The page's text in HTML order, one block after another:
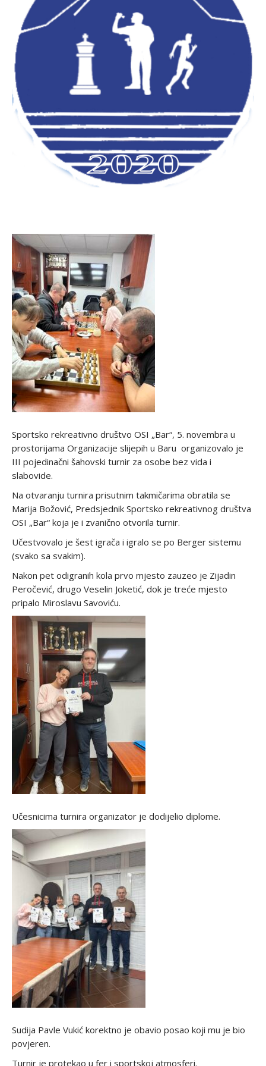
Sportsko rekreativno društvo OSI „Bar“, 5. novembra u
prostorijama Organizacije slijepih u Baru organizovalo je
III pojedinačni šahovski turnir za osobe bez vida i
slabovide.
Na otvaranju turnira prisutnim takmičarima obratila se
Marija Božović, Predsjednik Sportsko rekreativnog društva
OSI „Bar“ koja je i zvanično otvorila turnir.
Učestvovalo je šest igrača i igralo se po Berger sistemu
(svako sa svakim).
Nakon pet odigranih kola prvo mjesto zauzeo je Zijadin
Peročević, drugo Veselin Joketić, dok je treće mjesto
pripalo Miroslavu Savoviću.
Učesnicima turnira organizator je dodijelio diplome.
Sudija Pavle Vukić korektno je obavio posao koji mu je bio
povjeren.
Turnir je protekao u fer i sportskoj atmosferi.